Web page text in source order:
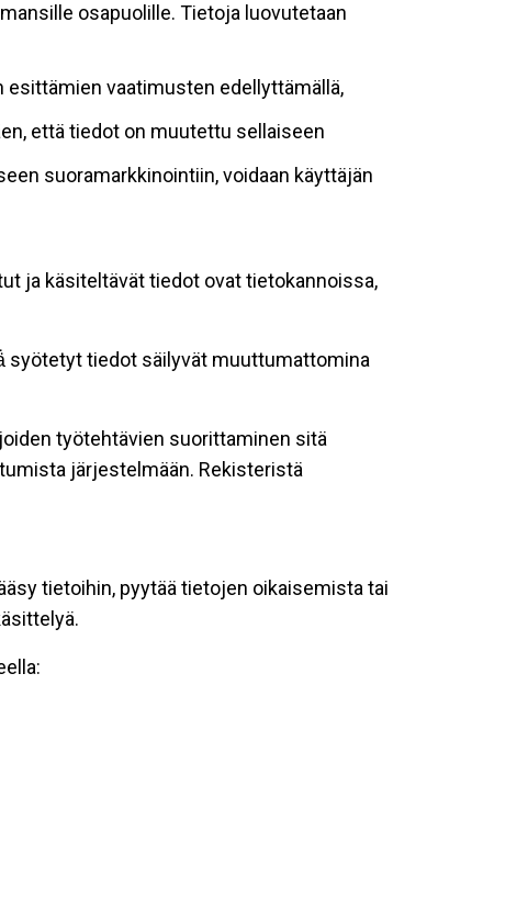
osapuolille. Tietoja luovutetaan
vaatimusten edellyttämällä,
että tiedot on muutettu sellaiseen
suoramarkkinointiin, voidaan käyttäjän
ja käsiteltävät tiedot ovat tietokannoissa,
syötetyt tiedot säilyvät muuttumattomina
työtehtävien suorittaminen sitä
järjestelmään. Rekisteristä
tietoihin, pyytää tietojen oikaisemista tai